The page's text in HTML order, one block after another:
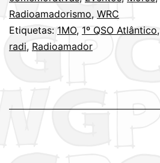
Radioamadorismo, WRC
Etiquetas: 1MO, 1º QSO Atlântico,
radi, Radioamador